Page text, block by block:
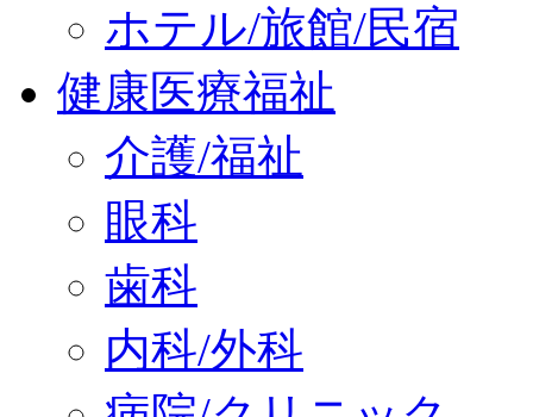
ホテル/旅館/民宿
健康医療福祉
介護/福祉
眼科
歯科
内科/外科